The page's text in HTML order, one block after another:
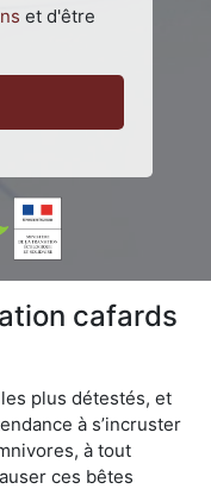
et d'être
cafards
plus détestés, et
à s’incruster
à tout
ces bêtes